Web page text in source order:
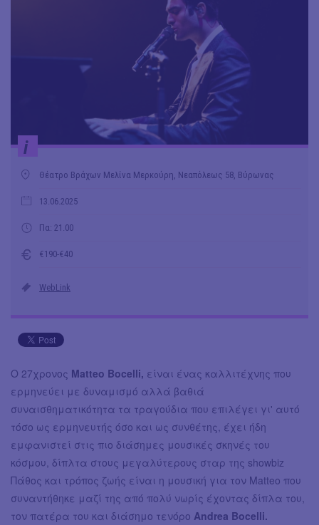
i
Θέατρο Βράχων Μελίνα Μερκούρη, Νεαπόλεως 58, Βύρωνας
13.06.2025
Πα: 21.00
€190-€40
WebLink
Ο 27χρονος Matteo Bocelli, είναι ένας καλλιτέχνης που
ερμηνεύει με δυναμισμό αλλά βαθιά
συναισθηματικότητα τα τραγούδια που επιλέγει γι' αυτό
τόσο ως ερμηνευτής όσο και ως συνθέτης, έχει ήδη
εμφανιστεί στις πιο διάσημες μουσικές σκηνές του
κόσμου, δίπλτα στους μεγαλύτερους σταρ της showbiz
Πάθος και τρόπος ζωής είναι η μουσική για τον Matteo που
συναντήθηκε μαζί της από πολύ νωρίς έχοντας δίπλα του,
τον πατέρα του και διάσημο τενόρο Andrea Bocelli.